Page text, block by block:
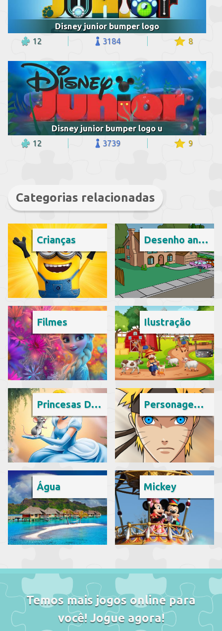
Disney junior bumper logo
12 3184 8
Disney junior bumper logo u
12 3739 9
Categorias relacionadas
Crianças Desenho animado
Filmes Ilustração
Princesas Disney Personagem fictício
Água Mickey
Temos mais jogos online para
você! Jogue agora!